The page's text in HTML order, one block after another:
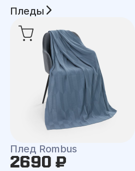
Пледы
Плед Rombus
2690 ₽